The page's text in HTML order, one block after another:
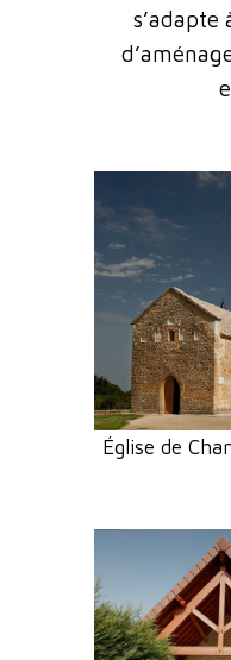
s’adapte
Église de